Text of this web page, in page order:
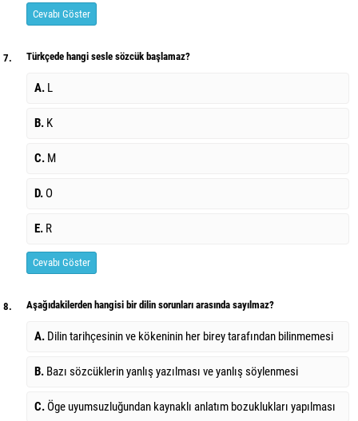
Cevabı Göster
7. Türkçede hangi sesle sözcük başlamaz?
A. L
B. K
C. M
D. O
E. R
Cevabı Göster
8. Aşağıdakilerden hangisi bir dilin sorunları arasında sayılmaz?
A. Dilin tarihçesinin ve kökeninin her birey tarafından bilinmemesi
B. Bazı sözcüklerin yanlış yazılması ve yanlış söylenmesi
C. Öge uyumsuzluğundan kaynaklı anlatım bozuklukları yapılması